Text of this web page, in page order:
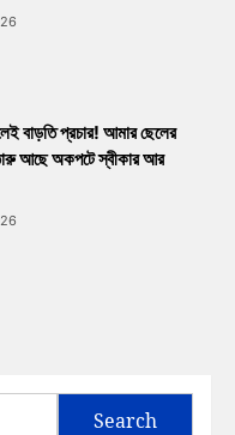
বাড়তি প্রচার! আমার ছেলের
আছে অকপটে স্বীকার আর
Search